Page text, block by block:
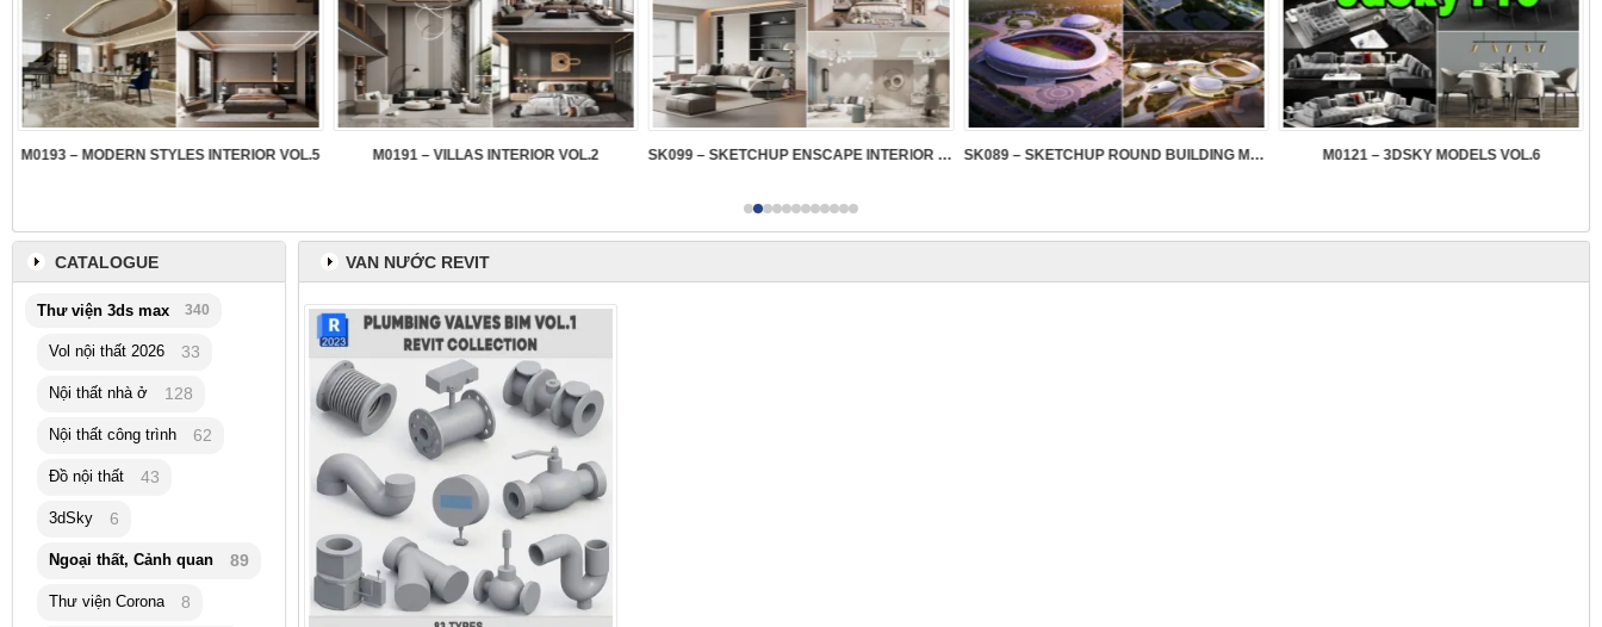
M0193 – MODERN STYLES INTERIOR VOL.5 M0191 – VILLAS INTERIOR VOL.2 SK099 – SKETCHUP ENSCAPE INTERIOR VOL.2 SK089 – SKETCHUP ROUND BUILDING MODELS M0121 – 3DSKY MODELS VOL.6
VAN NƯỚC REVIT
CATALOGUE
Thư viện 3ds max 340
Vol nội thất 2026 33
Nội thất nhà ở 128
Nội thất công trình 62
Đồ nội thất 43
3dSky 6
Ngoại thất, Cảnh quan 89
Thư viện Corona 8